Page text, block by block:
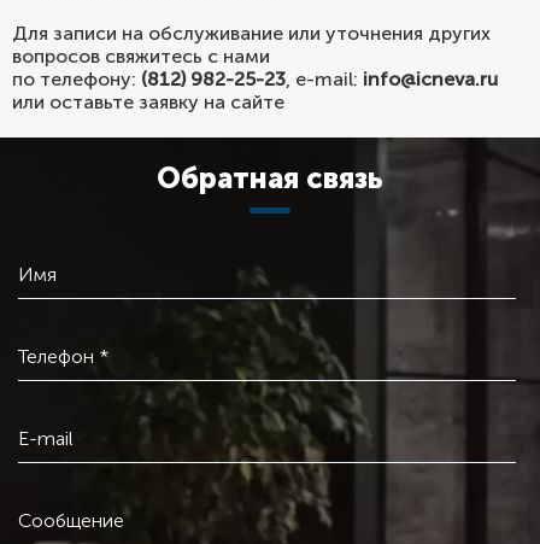
Для записи на обслуживание или уточнения других
вопросов свяжитесь с нами
по телефону: (812) 982-25-23, e-mail: info@icneva.ru
или оставьте заявку на сайте
Обратная связь
Имя
Телефон *
E-mail
Сообщение